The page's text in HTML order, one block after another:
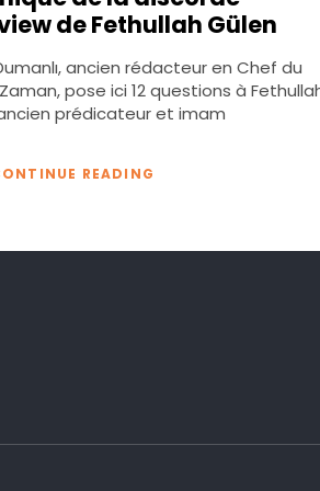
de Fethullah Gülen
ancien rédacteur en Chef du
pose ici 12 questions à
prédicateur et imam
READING